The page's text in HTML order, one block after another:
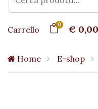
Carrello 0 € 0,00
Home E-shop